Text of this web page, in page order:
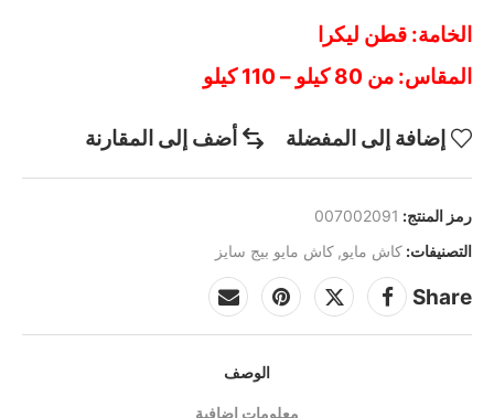
الخامة: قطن ليكرا
المقاس: من 80 كيلو – 110 كيلو
إضافة إلى المفضلة أضف إلى المقارنة
رمز المنتج: 007002091
التصنيفات: كاش مايو, كاش مايو بيج سايز
Share
الوصف
معلومات إضافية